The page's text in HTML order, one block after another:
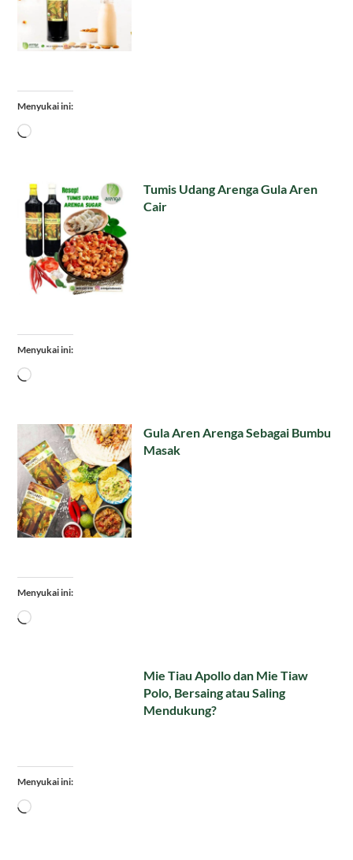
Menyukai ini:
Memuat...
Tumis Udang Arenga Gula Aren
Cair
Menyukai ini:
Memuat...
Gula Aren Arenga Sebagai Bumbu
Masak
Menyukai ini:
Memuat...
Mie Tiau Apollo dan Mie Tiaw
Polo, Bersaing atau Saling
Mendukung?
Menyukai ini:
Memuat...